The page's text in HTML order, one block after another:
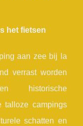
het fietsen
aan zee bij la
verrast worden
historische
talloze campings
schatten en